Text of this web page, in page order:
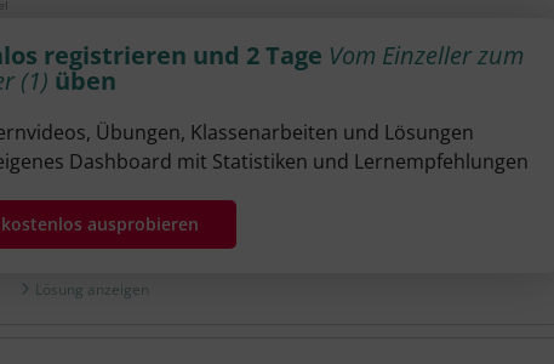
für den Menschen von großem Nutzen sind.
Lösung anzeigen
registrieren und 2 Tage Vom Einzeller zum
(1) üben
Übungen, Klassenarbeiten und Lösungen
Dashboard mit Statistiken und Lernempfehlungen
kostenlos ausprobieren